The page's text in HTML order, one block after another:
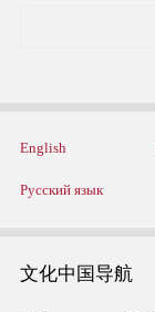
English
Русский язык
文化中国导航